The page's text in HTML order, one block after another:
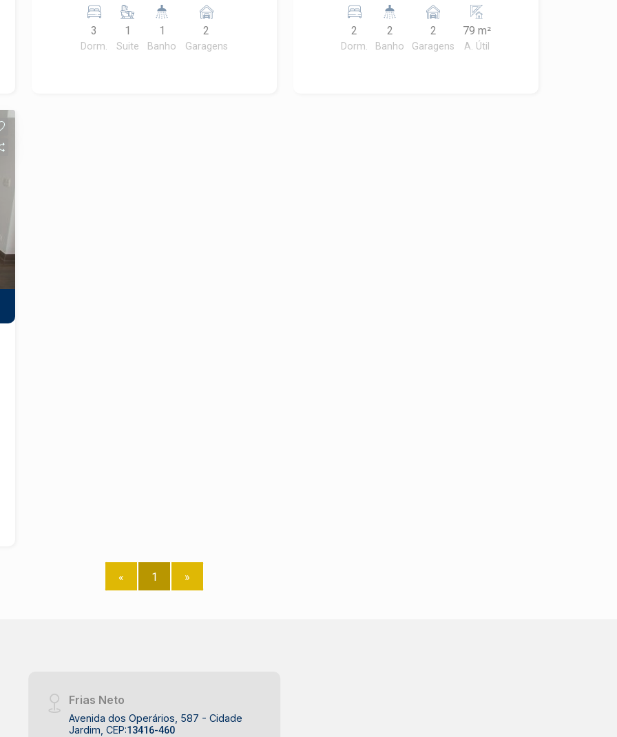
para quem precisa de praticidade e
estar a poucos minutos do Centro. -
79m² de área útil; - Sala com 2
3
Dorm.
1
Suite
1
Banho
2
Garagens
condicionado sendo 1 suíte, banheiros
com gabinete e box, cozinha planejada,
área de serviço. 02 vagas de garagem
2
Dorm.
2
Banho
2
Garagens
79 m²
A. Útil
« 1 »
Frias Neto
Avenida dos Operários, 587 - Cidade
Jardim, CEP:13416-460